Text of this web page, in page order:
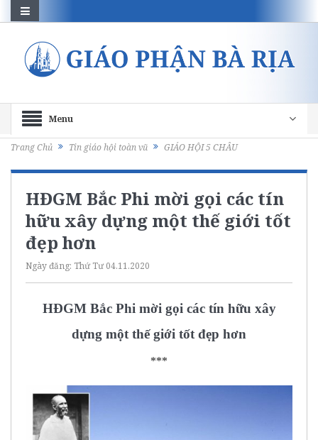
Menu
Trang Chủ Tin giáo hội toàn vũ GIÁO HỘI 5 CHÂU
HĐGM Bắc Phi mời gọi các tín
hữu xây dựng một thế giới tốt
đẹp hơn
Ngày đăng: Thứ Tư 04.11.2020
HĐGM Bắc Phi mời gọi các tín hữu xây
dựng một thế giới tốt đẹp hơn
***